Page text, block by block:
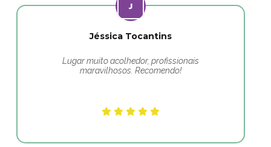
Jéssica Tocantins
Lugar muito acolhedor, profissionais
maravilhosos. Recomendo!